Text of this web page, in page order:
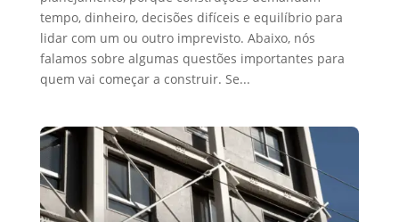
tempo, dinheiro, decisões difíceis e equilíbrio para
lidar com um ou outro imprevisto. Abaixo, nós
falamos sobre algumas questões importantes para
quem vai começar a construir. Se...